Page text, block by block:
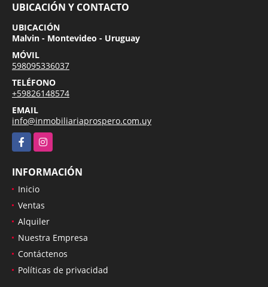
UBICACIÓN Y CONTACTO
UBICACIÓN
Malvin - Montevideo - Uruguay
MÓVIL
598095336037
TELÉFONO
+59826148574
EMAIL
info@inmobiliariaprospero.com.uy
FacebookInstagram
INFORMACIÓN
Inicio
Ventas
Alquiler
Nuestra Empresa
Contáctenos
Políticas de privacidad